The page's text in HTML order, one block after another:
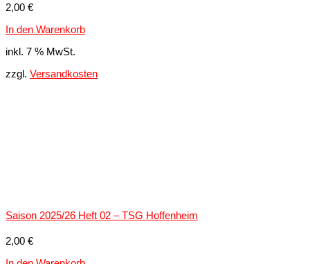
2,00 €
In den Warenkorb
inkl. 7 % MwSt.
zzgl. Versandkosten
Saison 2025/26 Heft 02 – TSG Hoffenheim
2,00 €